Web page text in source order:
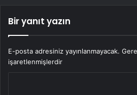
Bir yanıt yazın
E-posta adresiniz yayınlanmayacak.
işaretlenmişlerdir